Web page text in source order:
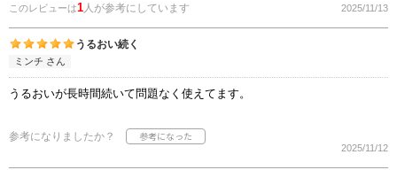
このレビューは1人が参考にしています 2025/11/13
うるおい続く
ミンチ さん
うるおいが長時間続いて問題なく使えてます。
参考になりましたか？
2025/11/12